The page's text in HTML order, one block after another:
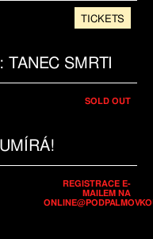
TANEC SMRTI
TICKETS
SOLD OUT
REGISTRACE E-
MAILEM NA